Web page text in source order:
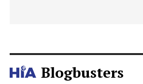
Blogbusters